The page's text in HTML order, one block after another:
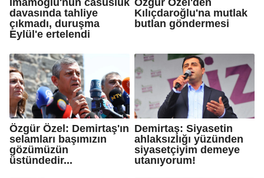
davasında tahliye
çıkmadı, duruşma
Eylül'e ertelendi
Kılıçdaroğlu'na mutlak
butlan göndermesi
Özgür Özel: Demirtaş'ın
selamları başımızın
gözümüzün
üstündedir...
Demirtaş: Siyasetin
ahlaksızlığı yüzünden
siyasetçiyim demeye
utanıyorum!